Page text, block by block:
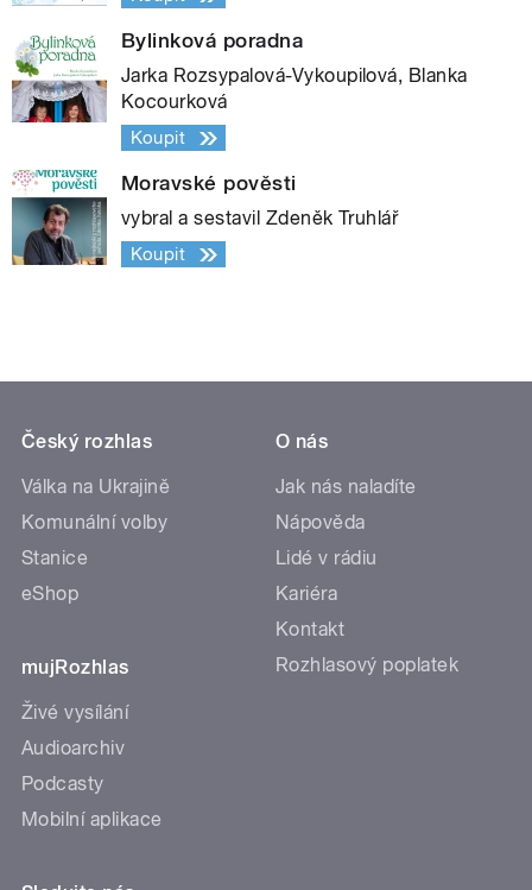
Bylinková poradna
Jarka Rozsypalová-Vykoupilová, Blanka
Kocourková
Koupit
Moravské pověsti
vybral a sestavil Zdeněk Truhlář
Koupit
Český rozhlas
Válka na Ukrajině
Komunální volby
Stanice
eShop
mujRozhlas
Živé vysílání
Audioarchiv
Podcasty
Mobilní aplikace
O nás
Jak nás naladíte
Nápověda
Lidé v rádiu
Kariéra
Kontakt
Rozhlasový poplatek